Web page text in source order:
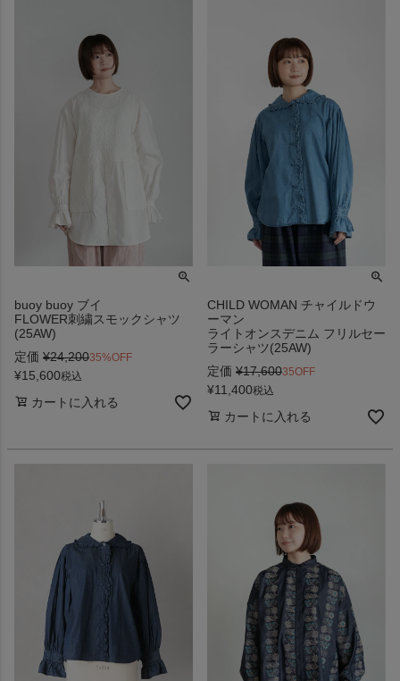
buoy buoy ブイ
FLOWER刺繍スモックシャツ
(25AW)
定価 ¥24,20035%OFF
¥15,600税込
カートに入れる
CHILD WOMAN チャイルドウ
ーマン
ライトオンスデニム フリルセー
ラーシャツ(25AW)
定価 ¥17,60035OFF
¥11,400税込
カートに入れる